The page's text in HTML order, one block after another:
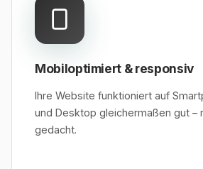
Mobiloptimiert & responsiv
Ihre Website funktioniert auf
und Desktop gleichermaßen gut –
gedacht.